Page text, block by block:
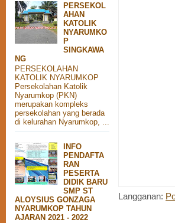
PERSEKOL
AHAN
KATOLIK
NYARUMKO
P
SINGKAWA
NG
PERSEKOLAHAN
KATOLIK NYARUMKOP
Persekolahan Katolik
Nyarumkop (PKN)
merupakan kompleks
persekolahan yang berada
di kelurahan Nyarumkop, ...
INFO
PENDAFTA
RAN
PESERTA
DIDIK BARU
SMP ST
ALOYSIUS GONZAGA
NYARUMKOP TAHUN
AJARAN 2021 - 2022
Langganan: